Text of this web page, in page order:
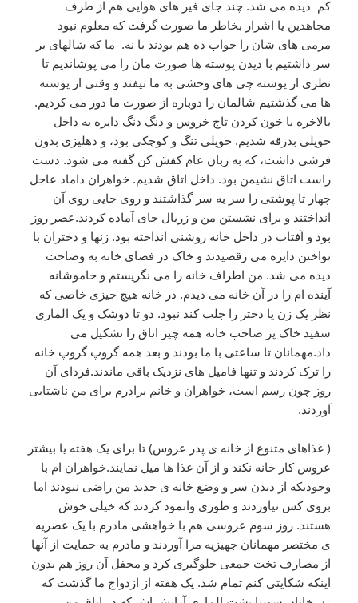
کم دیده می شد. چند جای فیر های هوایی هم از طرف
مجاهدین یا اشرار بخاطر ما صورت گرفت که معلوم نبود
مرمی های شان را جواب ده هم بودند یا نه. ما که شالهای بر
سر داشتیم با دیدن پوسته ها صورت مان را می پوشاندیم تا
نظری از پوسته چی های وحشی به ما نیفتد و وقتی از پوسته
ها می گذشتیم شالمان را دوباره از صورت ما دور می کردیم.
بالاخره با خون کردن تاج خروس و دنگ دنگ دایره به داخل
حویلی بدرقه شدیم. حویلی تنگ و کوچکی بود، و دهلیزی بدون
فرشی داشت، که به زبان عام کفش کن گفته می شود. دست
راست اتاق نشیمن بود. داخل اتاق شدیم. خواهران داماد عاجل
چهار تا پوشتی را سر به سر گذاشتند و روی جایی روی آن
انداختند و برای نشستن من و زریال جای آماده کردند.عصر روز
بود و آفتاب در داخل خانه روشنی انداخته بود. زنها و دختران با
نواختن دایره می رقصیدند و خاک در فضای خانه به وضاحت
دیده می شد. من اطراف خانه را می نگریستم و خاموشانه
آینده ام را در آن خانه می دیدم. در خانه هیچ چیزی خاصی که
نظر یک زن یا دختر را جلب کند نبود. دو تا دوشک و یک الماری
سفید خاک پر صاحب خانه همه چیز اتاق را تشکیل می
داد.مهمانان تا ساعتی با ما بودند و بعد همه گروپ گروپ خانه
را ترک کردند و تنها فامیل های نزدیک باقی ماندند‌.فردای آن
روز چون رسم است، خواهران و خانم برادرم برای من ناشتایی
آوردند.
( غذاهای متنوع از خانه ی پدر عروس) تا برای یک هفته یا بیشتر
عروس کار خانه نکند و از آن غذا ها میل نمایند.خواهران ام با
وجودیکه از دیدن سر و وضع خانه ی جدید من راضی نبودند اما
بروی کس نیاوردند و طوری وانمود کردند که خیلی خوش
هستند. روز سوم عروسی هم با خواهشی مادرم با یک عصریه
ی مختصر مهمانان جهیزیه مرا آوردند و مادرم به حمایت از آنها
از مصارف تخت جمعی جلوگیری کرد و محفل آن روز هم بدون
اینکه شکایتی کنم تمام شد. یک هفته از ازدواج ما گذشت که